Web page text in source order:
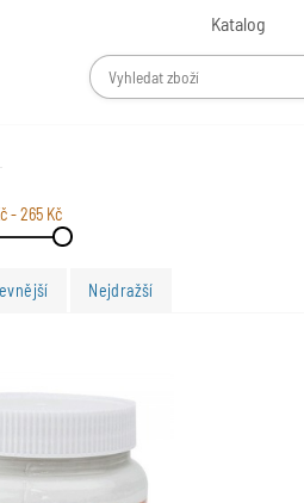
Katalog
- 265 Kč
Nejdražší